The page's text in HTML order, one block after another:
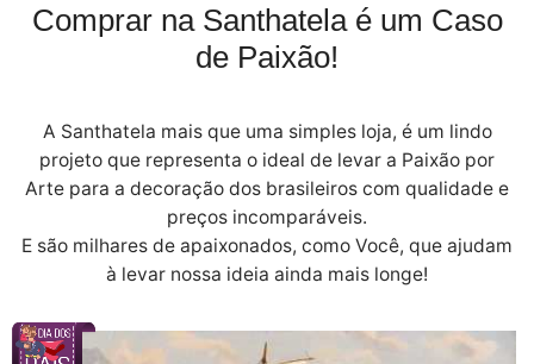
Comprar na Santhatela é um Caso
de Paixão!
A Santhatela mais que uma simples loja, é um lindo
projeto que representa o ideal de levar a Paixão por
Arte para a decoração dos brasileiros com qualidade e
preços incomparáveis.
E são milhares de apaixonados, como Você, que ajudam
à levar nossa ideia ainda mais longe!